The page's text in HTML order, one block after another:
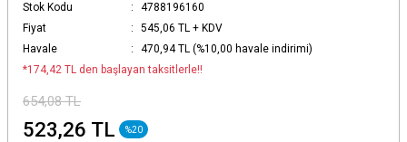
Stok Kodu
4788196160
Fiyat
545,06 TL + KDV
Havale
470,94 TL (%10,00 havale indirimi)
*174,42 TL den başlayan taksitlerle!!
654,08 TL
523,26 TL %20